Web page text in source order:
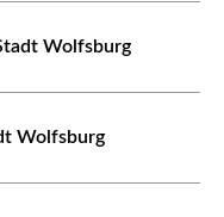
Wolfsburg
Wolfsburg